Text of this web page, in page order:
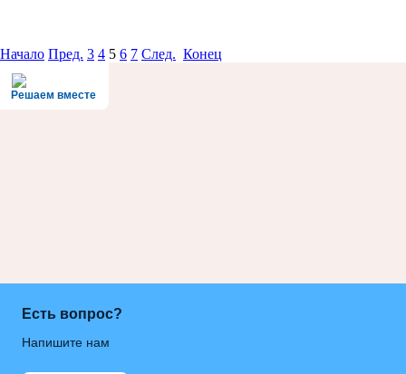
Начало Пред. 3 4 5 6 7 След. Конец
Решаем вместе
Есть вопрос?
Напишите нам